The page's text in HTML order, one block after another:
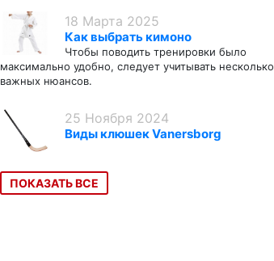
18 Марта 2025
Как выбрать кимоно
Чтобы поводить тренировки было
максимально удобно, следует учитывать несколько
важных нюансов.
25 Ноября 2024
Виды клюшек Vanersborg
ПОКАЗАТЬ ВСЕ